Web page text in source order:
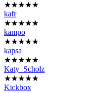
★★★★★
kafr
★★★★★
kampo
★★★★★
kapsa
★★★★★
Katy_Scholz
★★★★★
Kickbox